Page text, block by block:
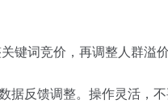
词竞价，再调整人群溢价
反馈调整。操作灵活，不